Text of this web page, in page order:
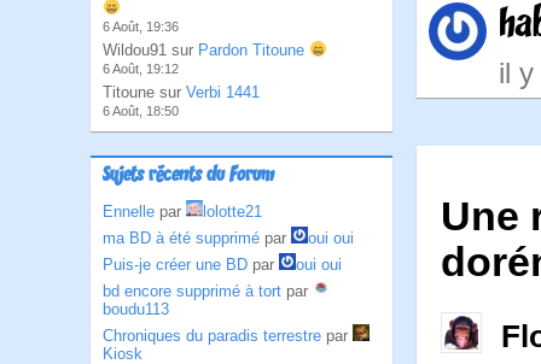
6 Août, 19:36
Wildou91 sur Pardon Titoune
6 Août, 19:12
Titoune sur Verbi 1441
6 Août, 18:50
Sujets récents du Forum
Ennelle par
lolotte21
ma BD à été supprimé par
oui oui
Puis-je créer une BD par
oui oui
bd encore supprimé à tort par
boudu113
Chroniques du paradis terrestre par
Kiosk
il y
Une